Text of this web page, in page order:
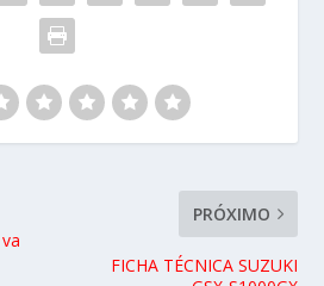
PRÓXIMO
FICHA TÉCNICA SUZUKI